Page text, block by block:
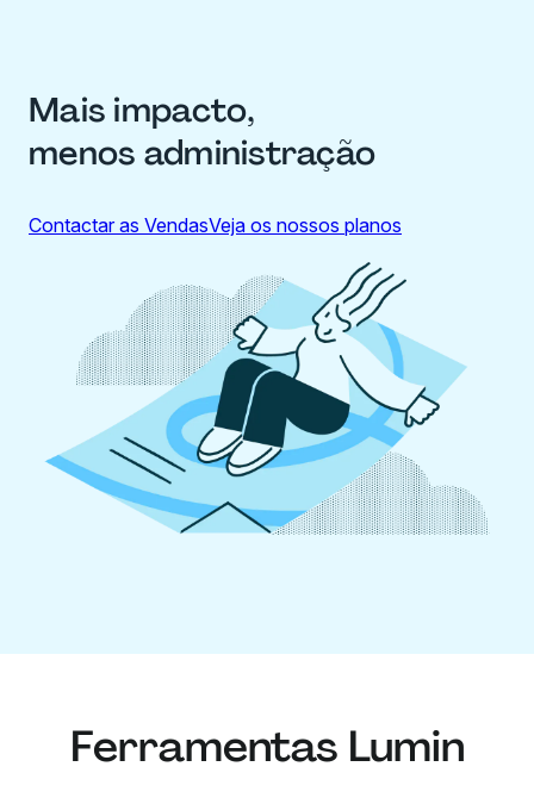
Mais impacto,
menos administração
Contactar as VendasVeja os nossos planos
Ferramentas Lumin